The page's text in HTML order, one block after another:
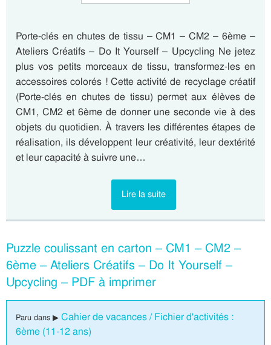
Porte-clés en chutes de tissu – CM1 – CM2 – 6ème –
Ateliers Créatifs – Do It Yourself – Upcycling Ne jetez
plus vos petits morceaux de tissu, transformez-les en
accessoires colorés ! Cette activité de recyclage créatif
(Porte-clés en chutes de tissu) permet aux élèves de
CM1, CM2 et 6ème de donner une seconde vie à des
objets du quotidien. À travers les différentes étapes de
réalisation, ils développent leur créativité, leur dextérité
et leur capacité à suivre une…
Lire la suite
Puzzle coulissant en carton – CM1 – CM2 –
6ème – Ateliers Créatifs – Do It Yourself –
Upcycling – PDF à imprimer
Paru dans ▶ Cahier de vacances / Fichier d'activités :
6ème (11-12 ans)